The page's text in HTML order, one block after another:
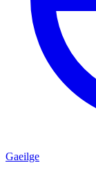
Gaeilge